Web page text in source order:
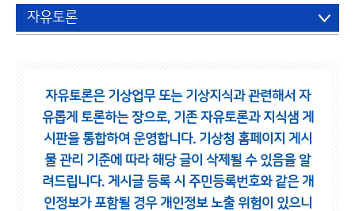
자유토론
자유토론은 기상업무 또는 기상지식과 관련해서 자
유롭게 토론하는 장으로, 기존 자유토론과 지식샘 게
시판을 통합하여 운영합니다. 기상청 홈페이지 게시
물 관리 기준에 따라 해당 글이 삭제될 수 있음을 알
려드립니다. 게시글 등록 시 주민등록번호와 같은 개
인정보가 포함될 경우 개인정보 노출 위험이 있으니